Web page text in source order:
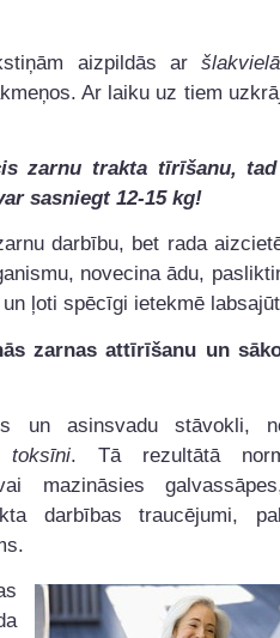
aizpildās ar
Ar laiku uz tiem
zarnu trakta tīrīšanu,
sasniegt 12-15 kg!
darbību, bet rada
novecina ādu,
ļoti spēcīgi ietekmē
zarnas attīrīšanu un
un asinsvadu stāvokli,
toksīni. Tā rezultātā
mazināsies
darbības traucējumi,